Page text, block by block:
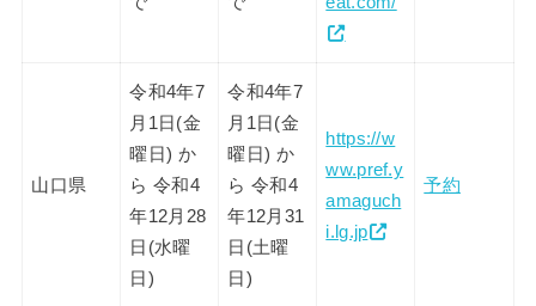
山口県
令和4年7
月1日(金
曜日) か
ら 令和4
年12月28
日(水曜
日)
令和4年7
月1日(金
曜日) か
ら 令和4
年12月31
日(土曜
日)
https://w
ww.pref.y
amaguch
i.lg.jp
予約